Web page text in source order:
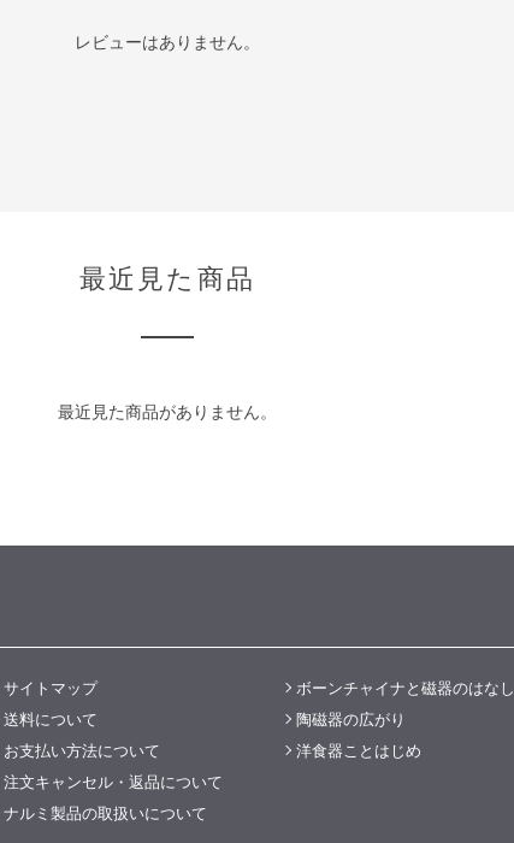
レビューはありません。
最近見た商品
最近見た商品がありません。
サイトマップ
送料について
お支払い方法について
注文キャンセル・返品について
ナルミ製品の取扱いについて
ボーンチャイナと磁器のはなし
陶磁器の広がり
洋食器ことはじめ